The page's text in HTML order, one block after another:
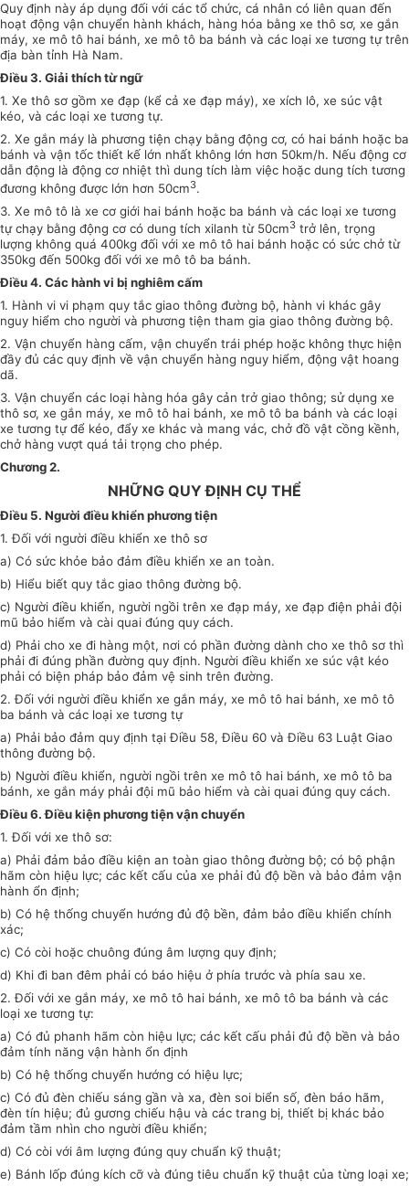
Quy định này áp dụng đối với các tổ chức, cá nhân có liên quan đến
hoạt động vận chuyển hành khách, hàng hóa bằng xe thô sơ, xe gắn
máy, xe mô tô hai bánh, xe mô tô ba bánh và các loại xe tương tự trên
địa bàn tỉnh Hà Nam.
Điều 3. Giải thích từ ngữ
1. Xe thô sơ gồm xe đạp (kể cả xe đạp máy), xe xích lô, xe súc vật
kéo, và các loại xe tương tự.
2. Xe gắn máy là phương tiện chạy bằng động cơ, có hai bánh hoặc ba
bánh và vận tốc thiết kế lớn nhất không lớn hơn 50km/h. Nếu động cơ
dẫn động là động cơ nhiệt thì dung tích làm việc hoặc dung tích tương
đương không được lớn hơn 50cm3.
3. Xe mô tô là xe cơ giới hai bánh hoặc ba bánh và các loại xe tương
tự chạy bằng động cơ có dung tích xilanh từ 50cm3 trở lên, trọng
lượng không quá 400kg đối với xe mô tô hai bánh hoặc có sức chở từ
350kg đến 500kg đối với xe mô tô ba bánh.
Điều 4. Các hành vi bị nghiêm cấm
1. Hành vi vi phạm quy tắc giao thông đường bộ, hành vi khác gây
nguy hiểm cho người và phương tiện tham gia giao thông đường bộ.
2. Vận chuyển hàng cấm, vận chuyển trái phép hoặc không thực hiện
đầy đủ các quy định về vận chuyển hàng nguy hiểm, động vật hoang
dã.
3. Vận chuyển các loại hàng hóa gây cản trở giao thông; sử dụng xe
thô sơ, xe gắn máy, xe mô tô hai bánh, xe mô tô ba bánh và các loại
xe tương tự để kéo, đẩy xe khác và mang vác, chở đồ vật cồng kềnh,
chở hàng vượt quá tải trọng cho phép.
Chương 2.
NHỮNG QUY ĐỊNH CỤ THỂ
Điều 5. Người điều khiển phương tiện
1. Đối với người điều khiển xe thô sơ
a) Có sức khỏe bảo đảm điều khiển xe an toàn.
b) Hiểu biết quy tắc giao thông đường bộ.
c) Người điều khiển, người ngồi trên xe đạp máy, xe đạp điện phải đội
mũ bảo hiểm và cài quai đúng quy cách.
d) Phải cho xe đi hàng một, nơi có phần đường dành cho xe thô sơ thì
phải đi đúng phần đường quy định. Người điều khiển xe súc vật kéo
phải có biện pháp bảo đảm vệ sinh trên đường.
2. Đối với người điều khiển xe gắn máy, xe mô tô hai bánh, xe mô tô
ba bánh và các loại xe tương tự
a) Phải bảo đảm quy định tại Điều 58, Điều 60 và Điều 63 Luật Giao
thông đường bộ.
b) Người điều khiển, người ngồi trên xe mô tô hai bánh, xe mô tô ba
bánh, xe gắn máy phải đội mũ bảo hiểm và cài quai đúng quy cách.
Điều 6. Điều kiện phương tiện vận chuyển
1. Đối với xe thô sơ:
a) Phải đảm bảo điều kiện an toàn giao thông đường bộ; có bộ phận
hãm còn hiệu lực; các kết cấu của xe phải đủ độ bền và bảo đảm vận
hành ổn định;
b) Có hệ thống chuyển hướng đủ độ bền, đảm bảo điều khiển chính
xác;
c) Có còi hoặc chuông đúng âm lượng quy định;
d) Khi đi ban đêm phải có báo hiệu ở phía trước và phía sau xe.
2. Đối với xe gắn máy, xe mô tô hai bánh, xe mô tô ba bánh và các
loại xe tương tự:
a) Có đủ phanh hãm còn hiệu lực; các kết cấu phải đủ độ bền và bảo
đảm tính năng vận hành ổn định
b) Có hệ thống chuyển hướng có hiệu lực;
c) Có đủ đèn chiếu sáng gần và xa, đèn soi biển số, đèn báo hãm,
đèn tín hiệu; đủ gương chiếu hậu và các trang bị, thiết bị khác bảo
đảm tầm nhìn cho người điều khiển;
d) Có còi với âm lượng đúng quy chuẩn kỹ thuật;
e) Bánh lốp đúng kích cỡ và đúng tiêu chuẩn kỹ thuật của từng loại xe;